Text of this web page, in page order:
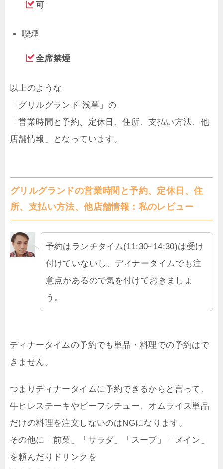
可
喫煙
全席禁煙
以上のような
「グリルグランド 浅草」の
「営業時間と予約、定休日、住所、支払い方法、他
店舗情報」となっています。
グリルグランドの営業時間と予約、定休日、住
所、支払い方法、他店舗情報：私のレビュー
予約はランチタイム(11:30~14:30)は受け
付けていないし、ディナータイムでも注
意点があるので気を付けておきましょ
う。
ディナータイムの予約でも単品・料理での予約はで
きません。
つまりディナータイムに予約できるからと言って、
牛ヒレステーキやビーフシチュー、オムライス単品
だけの料理を注文しないのはNGになります。
その他に「前菜」「サラダ」「スープ」「メイン」
を頼んだりドリンクを